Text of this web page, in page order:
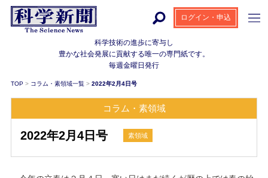
科学技術の進歩に寄与し
豊かな社会発展に貢献する唯一の専門紙です。
毎週金曜日発行
ログイン・申込
TOP > コラム・素領域一覧 > 2022年2月4日号
コラム・素領域
2022年2月4日号 素領域